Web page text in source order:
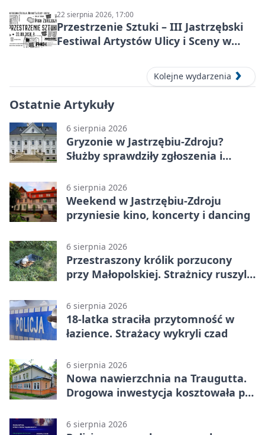
22 sierpnia 2026, 17:00
Przestrzenie Sztuki – III Jastrzębski
Festiwal Artystów Ulicy i Sceny w
Kolejne wydarzenia
Ostatnie Artykuły
6 sierpnia 2026
Gryzonie w Jastrzębiu-Zdroju?
Służby sprawdziły zgłoszenia i
6 sierpnia 2026
Weekend w Jastrzębiu-Zdroju
przyniesie kino, koncerty i dancing
6 sierpnia 2026
Przestraszony królik porzucony
przy Małopolskiej. Strażnicy ruszyli
6 sierpnia 2026
18-latka straciła przytomność w
łazience. Strażacy wykryli czad
6 sierpnia 2026
Nowa nawierzchnia na Traugutta.
Drogowa inwestycja kosztowała pół
6 sierpnia 2026